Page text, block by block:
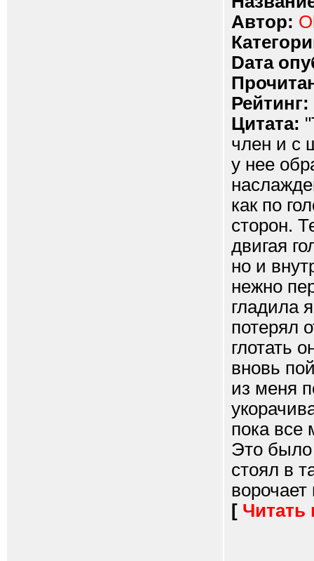
Автор:
Dата
Рейтинг:
Цитата:
член и с
у нее
как по
сторон.
двигая
но и
нежно
гладила
потерял
глотать
вновь
из меня
пока все
Это было
стоял в
[ Читать